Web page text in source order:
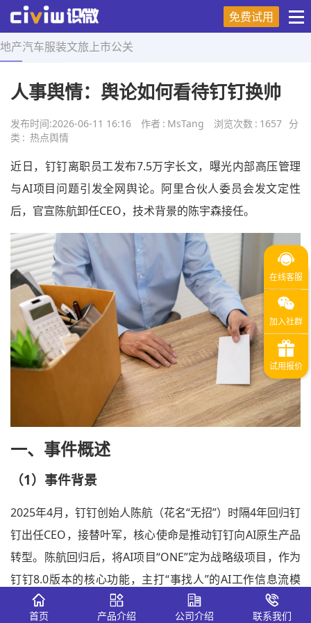
免费试用
地产汽车服装文旅 上市公关
首页 > 热点舆情 > 正文
人事舆情：舆论如何看待钉钉换帅
发布时间:2026-06-11 16:16 作者 : MsTang 浏览次数 : 1657 分
类 : 热点舆情
近日，钉钉离职员工发布7.5万字长文，曝光内部高压管理
与AI项目问题引发全网舆论。阿里合伙人委员会发文定性
后，官宣陈航卸任CEO，技术背景的陈宇森接任。
一、 事件概述
（1）事件背景
2025年4月，钉钉创始人陈航（花名“无招”）时隔4年回归钉
钉出任CEO，接替叶军，核心使命是推动钉钉向AI原生产品
转型。陈航回归后，将AI项目“ONE”定为战略级项目，作为
钉钉8.0版本的核心功能，主打“事找人”的AI工作信息流模
式，被视为钉钉AI转型的核心抓手。
首页 产品介绍 公司介绍 联系我们